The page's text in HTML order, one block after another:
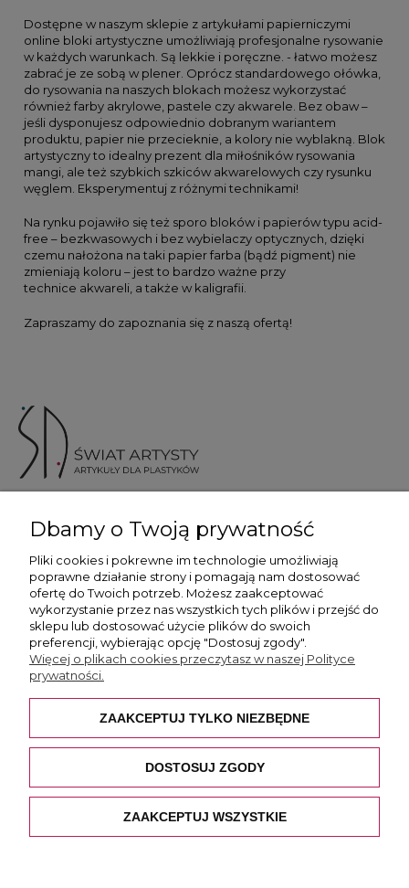
Dostępne w naszym sklepie z artykułami papierniczymi
online bloki artystyczne umożliwiają profesjonalne rysowanie
w każdych warunkach. Są lekkie i poręczne. - łatwo możesz
zabrać je ze sobą w plener. Oprócz standardowego ołówka,
do rysowania na naszych blokach możesz wykorzystać
również farby akrylowe, pastele czy akwarele. Bez obaw –
jeśli dysponujesz odpowiednio dobranym wariantem
produktu, papier nie przecieknie, a kolory nie wyblakną. Blok
artystyczny to idealny prezent dla miłośników rysowania
mangi, ale też szybkich szkiców akwarelowych czy rysunku
węglem. Eksperymentuj z różnymi technikami!
Na rynku pojawiło się też sporo bloków i papierów typu acid-
free – bezkwasowych i bez wybielaczy optycznych, dzięki
czemu nałożona na taki papier farba (bądź pigment) nie
zmieniają koloru – jest to bardzo ważne przy
technice akwareli, a także w kaligrafii.
Zapraszamy do zapoznania się z naszą ofertą!
Więcej informacji
Płatność i dostawa
Pomoc
O nas
Dbamy o Twoją prywatność
Pliki cookies i pokrewne im technologie umożliwiają
poprawne działanie strony i pomagają nam dostosować
ofertę do Twoich potrzeb. Możesz zaakceptować
wykorzystanie przez nas wszystkich tych plików i przejść do
sklepu lub dostosować użycie plików do swoich
preferencji, wybierając opcję "Dostosuj zgody".
Więcej o plikach cookies przeczytasz w naszej Polityce
prywatności.
ZAAKCEPTUJ TYLKO NIEZBĘDNE
DOSTOSUJ ZGODY
ZAAKCEPTUJ WSZYSTKIE